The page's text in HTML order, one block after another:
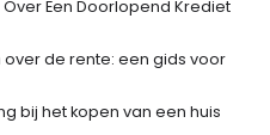
Een Doorlopend Krediet
de rente: een gids voor
bij het kopen van een huis